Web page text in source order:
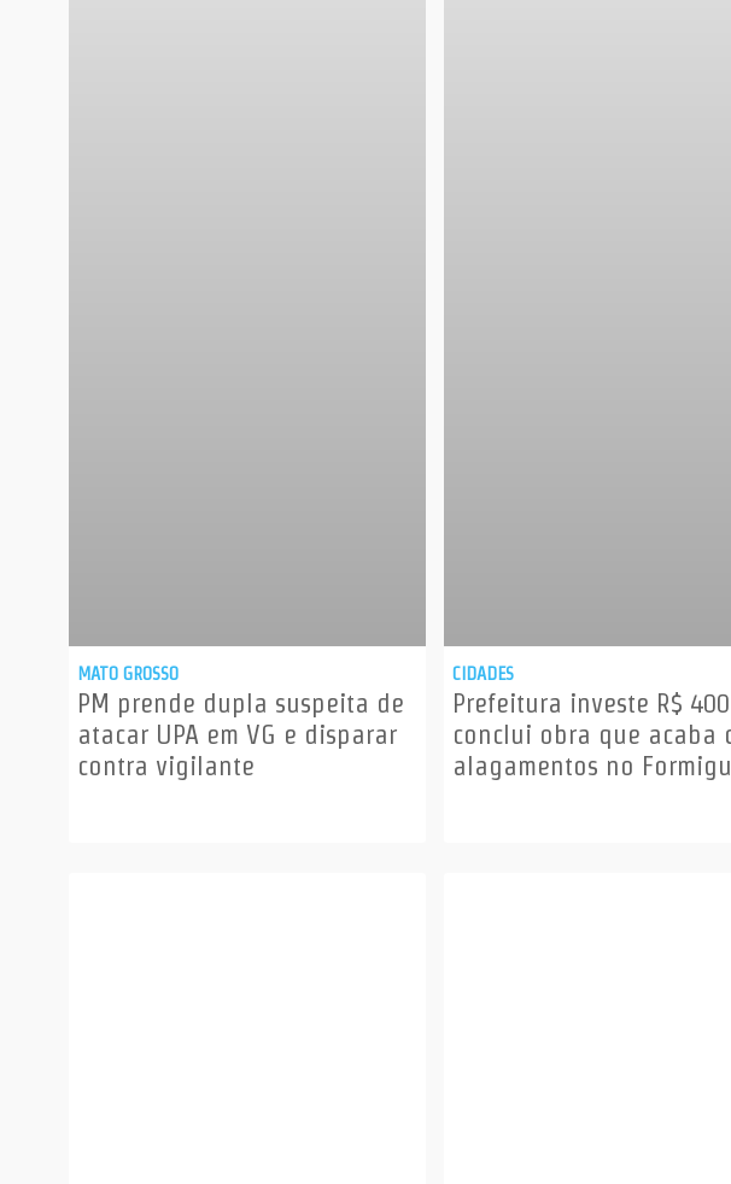
MATO GROSSO
PM prende dupla suspeita de
atacar UPA em VG e disparar
contra vigilante
CIDADES
Prefeitura investe R$
conclui obra que acaba
alagamentos no